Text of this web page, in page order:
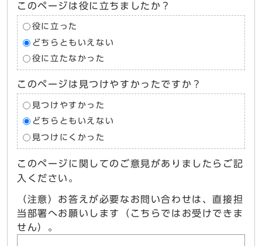
このページは役に立ちましたか？
役に立った
どちらともいえない
役に立たなかった
このページは見つけやすかったですか？
見つけやすかった
どちらともいえない
見つけにくかった
このページに関してのご意見がありましたらご記
入ください。
（注意）お答えが必要なお問い合わせは、直接担
当部署へお願いします（こちらではお受けできま
せん）。